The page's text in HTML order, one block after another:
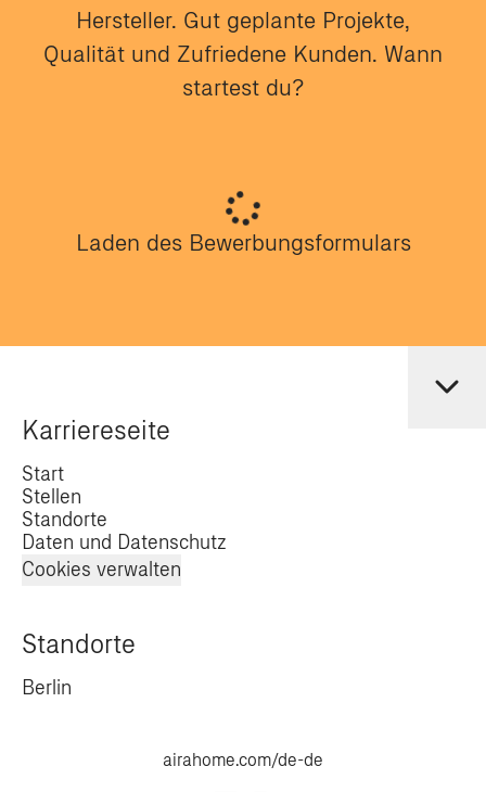
Hersteller. Gut geplante Projekte,
Qualität und Zufriedene Kunden. Wann
startest du?
Laden des Bewerbungsformulars
Karriereseite
Start
Stellen
Standorte
Daten und Datenschutz
Cookies verwalten
Standorte
Berlin
airahome.com/de-de